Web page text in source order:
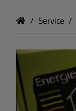
Service